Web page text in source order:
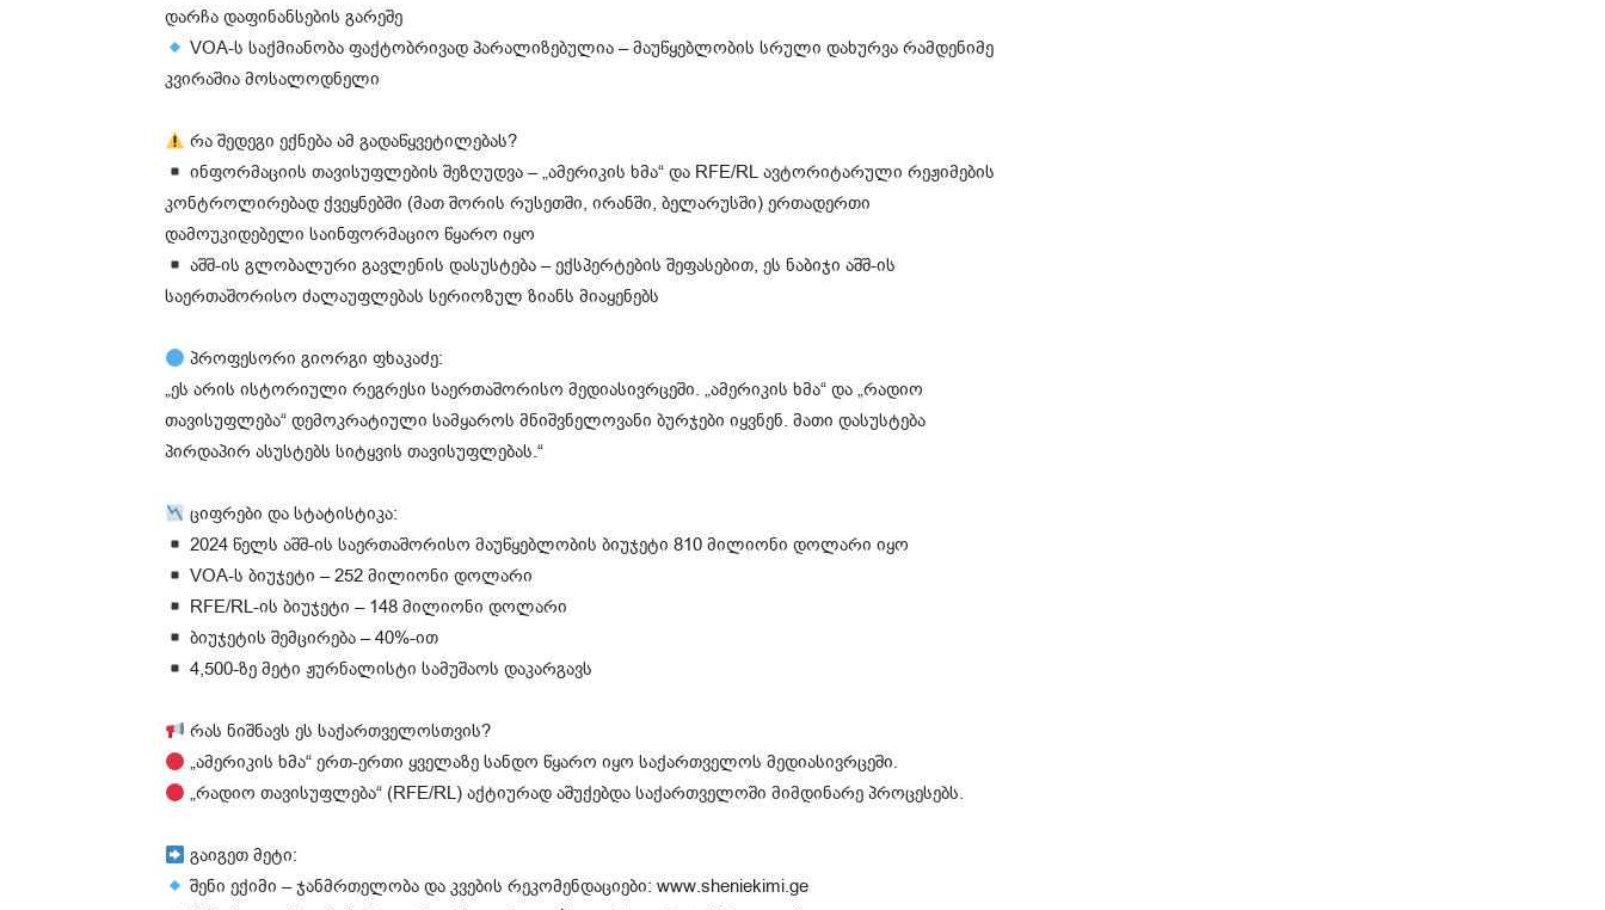
დარჩა დაფინანსების გარეშე
VOA-ს საქმიანობა ფაქტობრივად პარალიზებულია – მაუწყებლობის სრული დახურვა რამდენიმე
კვირაშია მოსალოდნელი
რა შედეგი ექნება ამ გადაწყვეტილებას?
ინფორმაციის თავისუფლების შეზღუდვა – „ამერიკის ხმა“ და RFE/RL ავტორიტარული რეჟიმების
კონტროლირებად ქვეყნებში (მათ შორის რუსეთში, ირანში, ბელარუსში) ერთადერთი
დამოუკიდებელი საინფორმაციო წყარო იყო
აშშ-ის გლობალური გავლენის დასუსტება – ექსპერტების შეფასებით, ეს ნაბიჯი აშშ-ის
საერთაშორისო ძალაუფლებას სერიოზულ ზიანს მიაყენებს
პროფესორი გიორგი ფხაკაძე:
„ეს არის ისტორიული რეგრესი საერთაშორისო მედიასივრცეში. „ამერიკის ხმა“ და „რადიო
თავისუფლება“ დემოკრატიული სამყაროს მნიშვნელოვანი ბურჯები იყვნენ. მათი დასუსტება
პირდაპირ ასუსტებს სიტყვის თავისუფლებას.“
ციფრები და სტატისტიკა:
2024 წელს აშშ-ის საერთაშორისო მაუწყებლობის ბიუჯეტი 810 მილიონი დოლარი იყო
VOA-ს ბიუჯეტი – 252 მილიონი დოლარი
RFE/RL-ის ბიუჯეტი – 148 მილიონი დოლარი
ბიუჯეტის შემცირება – 40%-ით
4,500-ზე მეტი ჟურნალისტი სამუშაოს დაკარგავს
რას ნიშნავს ეს საქართველოსთვის?
„ამერიკის ხმა“ ერთ-ერთი ყველაზე სანდო წყარო იყო საქართველოს მედიასივრცეში.
„რადიო თავისუფლება“ (RFE/RL) აქტიურად აშუქებდა საქართველოში მიმდინარე პროცესებს.
გაიგეთ მეტი:
შენი ექიმი – ჯანმრთელობა და კვების რეკომენდაციები: www.sheniekimi.ge